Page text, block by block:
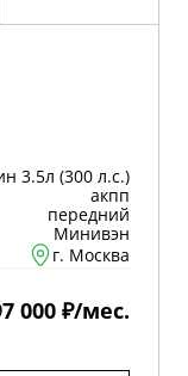
3.5л (300 л.с.)
акпп
передний
Минивэн
г. Москва
000 ₽/мес.